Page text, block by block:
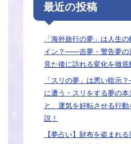
最近の投稿
「海外旅行の夢」は人生
イン？――吉夢・警告夢の
見た後に訪れる変化を徹底
「スリの夢」は悪い暗示
に遭う・スリをする夢の
と、運気を好転させる行
説！
【夢占い】財布を盗まれ